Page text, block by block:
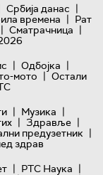
Србија данас |
времена | Рат
| Сматрачница |
| Одбојка |
мото | Остали
| Музика |
| Здравље |
предузетник |
здрав
| РТС Наука |